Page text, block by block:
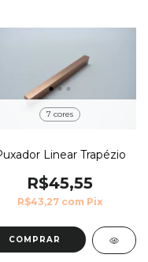
7 cores
Linear Trapézio
R$45,55
R$43,27 com Pix
COMPRAR